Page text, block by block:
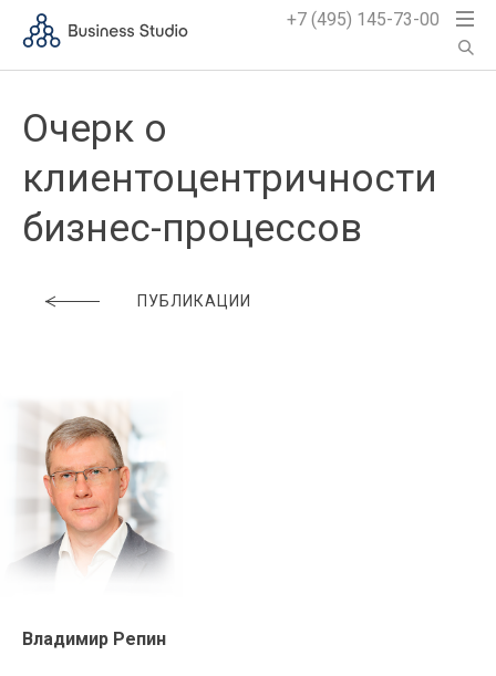
+7 (495) 145-73-00
Очерк о
клиентоцентричности
бизнес-процессов
ПУБЛИКАЦИИ
Владимир Репин